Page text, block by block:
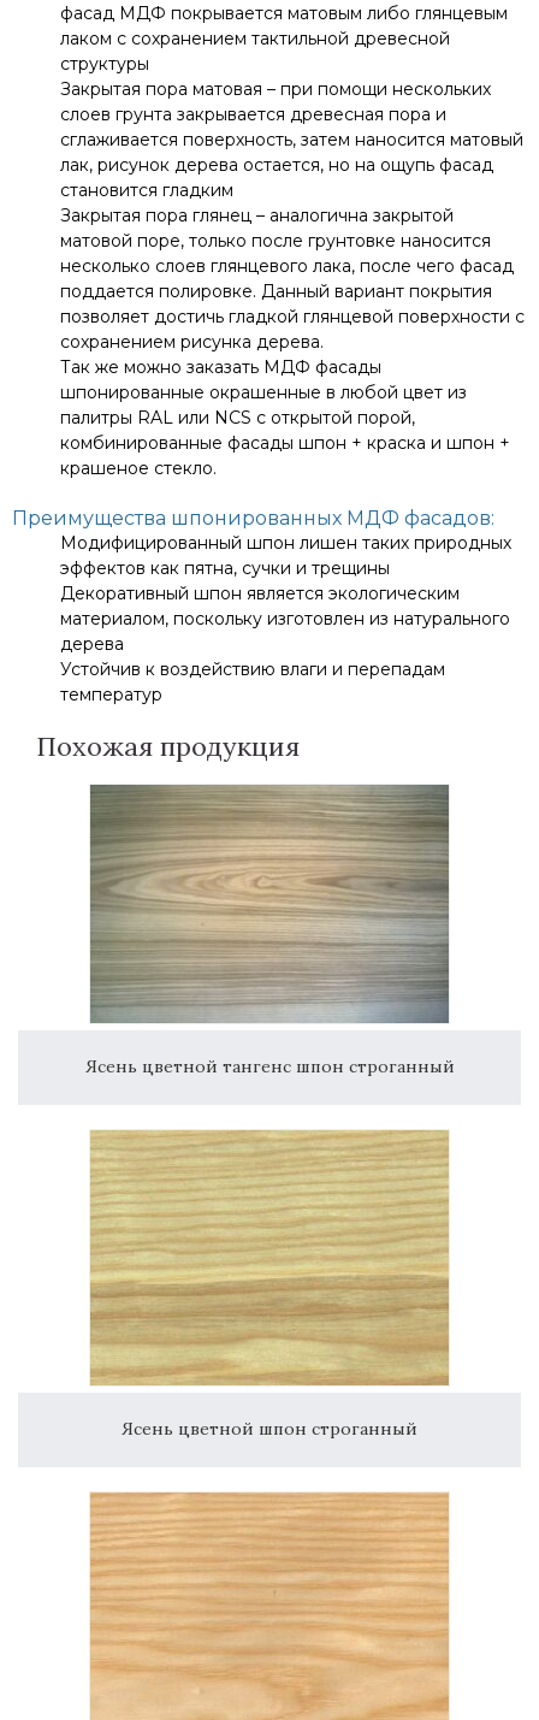
фасад МДФ покрывается матовым либо глянцевым
лаком с сохранением тактильной древесной
структуры
Закрытая пора матовая – при помощи нескольких
слоев грунта закрывается древесная пора и
сглаживается поверхность, затем наносится матовый
лак, рисунок дерева остается, но на ощупь фасад
становится гладким
Закрытая пора глянец – аналогична закрытой
матовой поре, только после грунтовке наносится
несколько слоев глянцевого лака, после чего фасад
поддается полировке. Данный вариант покрытия
позволяет достичь гладкой глянцевой поверхности с
сохранением рисунка дерева.
Так же можно заказать МДФ фасады
шпонированные окрашенные в любой цвет из
палитры RAL или NCS с открытой порой,
комбинированные фасады шпон + краска и шпон +
крашеное стекло.
Преимущества шпонированных МДФ фасадов:
Модифицированный шпон лишен таких природных
эффектов как пятна, сучки и трещины
Декоративный шпон является экологическим
материалом, поскольку изготовлен из натурального
дерева
Устойчив к воздействию влаги и перепадам
температур
Похожая продукция
Ясень цветной тангенс шпон строганный
Ясень цветной шпон строганный